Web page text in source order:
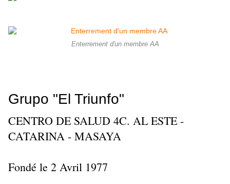
Enterrement d'un membre AA
Grupo "El Triunfo"
CENTRO DE SALUD 4C. AL ESTE -
CATARINA - MASAYA
Fondé le 2 Avril 1977